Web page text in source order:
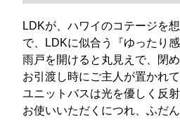
LDKが、ハワイのコテージを
で、LDKに似合う『ゆったり
雨戸を開けると丸見えで、閉
お引渡し時にご主人が置かれ
ユニットバスは光を優しく反
お使いいただくにつれ、ふだ